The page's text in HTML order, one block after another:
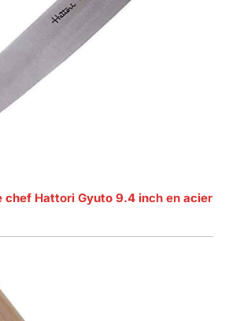
chef Hattori Gyuto 9.4 inch en acier